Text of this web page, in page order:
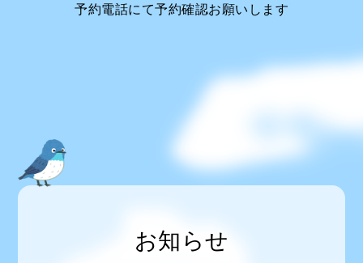
予約電話にて予約確認お願いします
お知らせ